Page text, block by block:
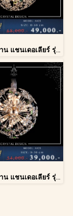
โคมไฟเพดาน แชนเดอเลียร์ รุ่น A028-D60
โคมไฟเพดาน แชนเดอเลียร์ รุ่น A028-D40